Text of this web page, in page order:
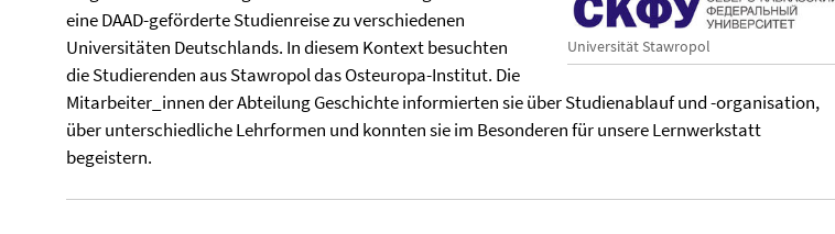
Universität Stawropol
eine DAAD-geförderte Studienreise zu verschiedenen
Universitäten Deutschlands. In diesem Kontext besuchten
die Studierenden aus Stawropol das Osteuropa-Institut. Die
Mitarbeiter_innen der Abteilung Geschichte informierten sie über Studienablauf und -organisation,
über unterschiedliche Lehrformen und konnten sie im Besonderen für unsere Lernwerkstatt
begeistern.